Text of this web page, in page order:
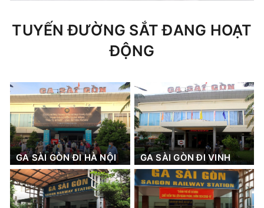
TUYẾN ĐƯỜNG SẮT ĐANG HOẠT
ĐỘNG
GA SÀI GÒN ĐI HÀ NỘI GA SÀI GÒN ĐI VINH